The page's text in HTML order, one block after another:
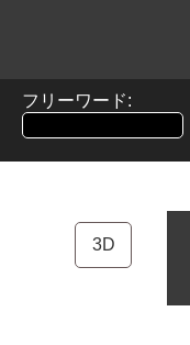
フリーワード:
3D